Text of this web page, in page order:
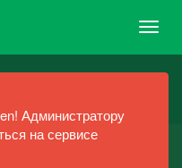
Администратору
на сервисе